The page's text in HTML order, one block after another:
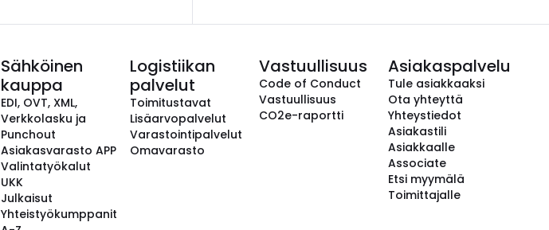
Sähköinen
kauppa
EDI, OVT, XML,
Verkkolasku ja
Punchout
Asiakasvarasto APP
Valintatyökalut
UKK
Julkaisut
Yhteistyökumppanit
Logistiikan
palvelut
Toimitustavat
Lisäarvopalvelut
Varastointipalvelut
Omavarasto
Vastuullisuus
Code of Conduct
Vastuullisuus
CO2e-raportti
Asiakaspalvelu
Tule asiakkaaksi
Ota yhteyttä
Yhteystiedot
Asiakastili
Asiakkaalle
Associate
Etsi myymälä
Toimittajalle